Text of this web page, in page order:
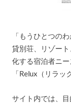
「もうひとつの
貸別荘、リゾー
化する宿泊者ニ
「Relux（リラッ
サイト内では、